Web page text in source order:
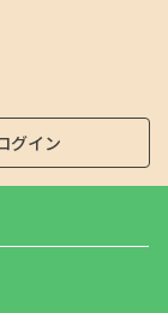
グイン